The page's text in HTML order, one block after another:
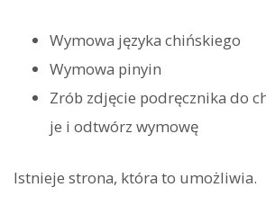
Wymowa języka chińskiego
Wymowa pinyin
Zrób zdjęcie podręcznika do
je i odtwórz wymowę
Istnieje strona, która to umożliwia.